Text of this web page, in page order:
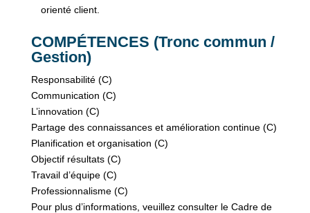
orienté client.
COMPÉTENCES (Tronc commun /
Gestion)
Responsabilité (C)
Communication (C)
L’innovation (C)
Partage des connaissances et amélioration continue (C)
Planification et organisation (C)
Objectif résultats (C)
Travail d’équipe (C)
Professionnalisme (C)
Pour plus d’informations, veuillez consulter le Cadre de